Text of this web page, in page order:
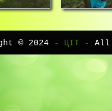
© 2024 - ЦІТ - All